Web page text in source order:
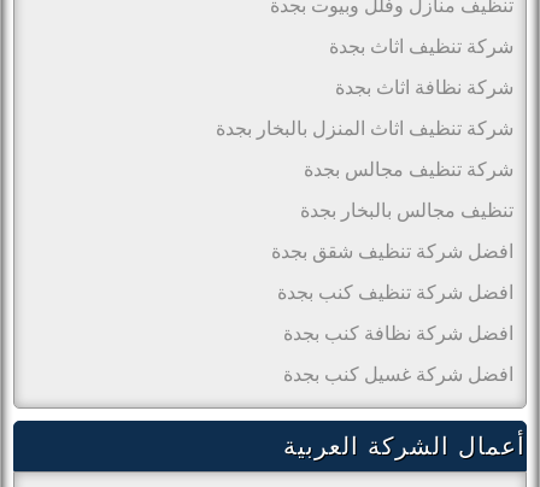
تنظيف منازل وفلل وبيوت بجدة
شركة تنظيف اثاث بجدة
شركة نظافة اثاث بجدة
شركة تنظيف اثاث المنزل بالبخار بجدة
شركة تنظيف مجالس بجدة
تنظيف مجالس بالبخار بجدة
افضل شركة تنظيف شقق بجدة
افضل شركة تنظيف كنب بجدة
افضل شركة نظافة كنب بجدة
افضل شركة غسيل كنب بجدة
أعمال الشركة العربية